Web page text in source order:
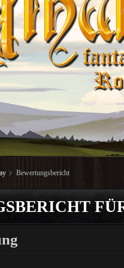
Bewertungsbericht